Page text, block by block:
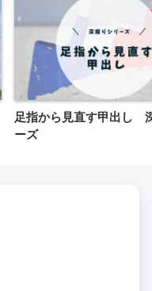
足指から見直す甲出し
ーズ